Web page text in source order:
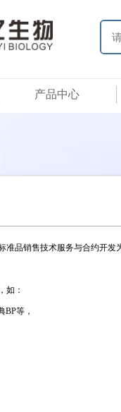
产品中心
准品销售技术服务与合约开发
如：
BP等，